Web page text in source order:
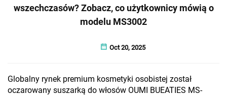
FAQ
wszechczasów? Zobacz, co użytkownicy mówią o
modelu MS3002
Oct 20, 2025
Globalny rynek premium kosmetyki osobistej został
oczarowany suszarką do włosów OUMI BUEATIES MS-